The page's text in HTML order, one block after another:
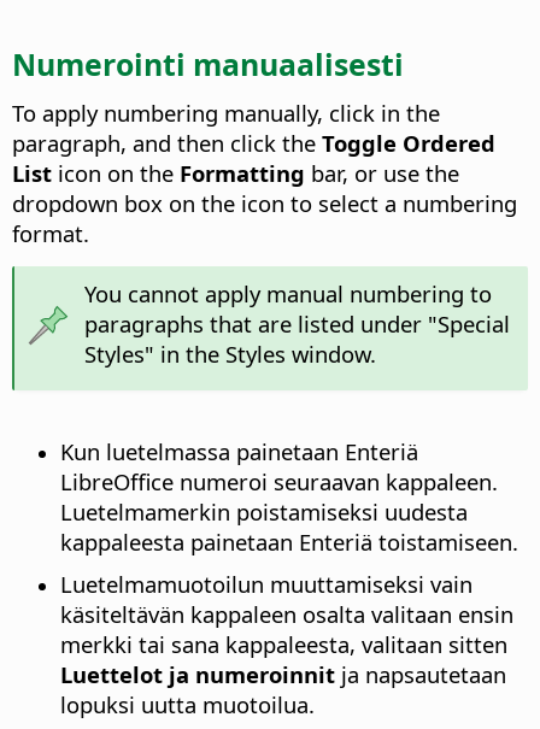
Numerointi manuaalisesti
To apply numbering manually, click in the
paragraph, and then click the Toggle Ordered
List icon on the Formatting bar, or use the
dropdown box on the icon to select a numbering
format.
You cannot apply manual numbering to
paragraphs that are listed under "Special
Styles" in the Styles window.
Kun luetelmassa painetaan Enteriä
LibreOffice numeroi seuraavan kappaleen.
Luetelmamerkin poistamiseksi uudesta
kappaleesta painetaan Enteriä toistamiseen.
Luetelmamuotoilun muuttamiseksi vain
käsiteltävän kappaleen osalta valitaan ensin
merkki tai sana kappaleesta, valitaan sitten
Luettelot ja numeroinnit ja napsautetaan
lopuksi uutta muotoilua.